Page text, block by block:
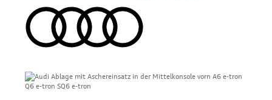
Bildergalerie überspringen